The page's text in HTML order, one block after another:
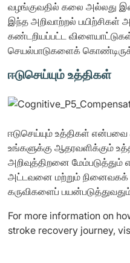
வழங்குவதில் கலை அல்லது
இந்த அறிவாற்றல் பயிற்சிகள்
கண்டறியப்பட்ட விளையாட்டுகள்,
செயல்பாடுகளைக்
ஈடுசெய்யும் உத்திகள்
ஈடுசெய்யும் உத்திகள்
உங்களுக்கு ஆதரவளிக்கும்
அறிவுத்திறனை
அட்டவனை மற்றும் நினைவகக்
கருவிகளைப்
For more information on
stroke recovery journey,